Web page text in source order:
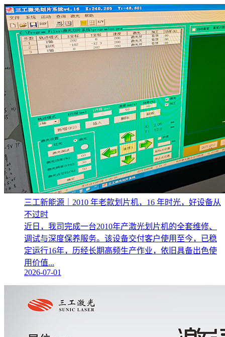
三工新能源｜2010 年老款划片机，16 年时光，好设备从
不过时
近日，我司完成一台2010年产激光划片机的全套维修、
调试与深度保养服务。该设备交付客户使用至今，已稳
定运行16年，历经长期高频生产作业，依旧具备出色使
用价值...
2026-07-01